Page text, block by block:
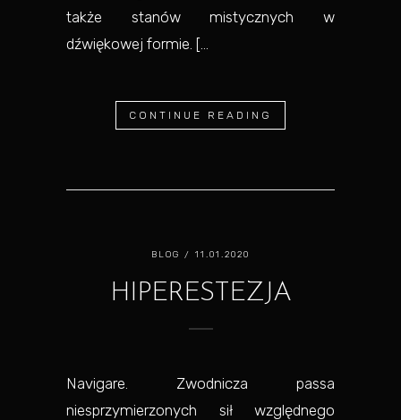
także stanów mistycznych w
dźwiękowej formie. [...
CONTINUE READING
BLOG / 11.01.2020
HIPERESTEZJA
Navigare. Zwodnicza passa
niesprzymierzonych sił względnego